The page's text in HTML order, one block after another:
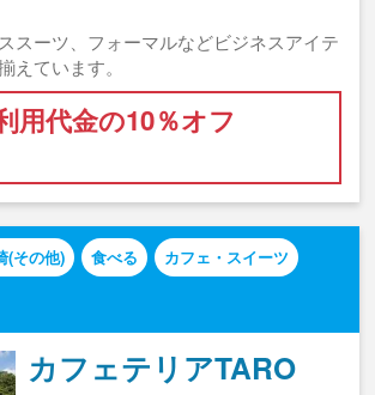
スーツ、フォーマルなどビジネスアイテ
えています。
用代金の10％オフ
(その他) 食べる
カフェ・スイーツ
カフェテリアTARO